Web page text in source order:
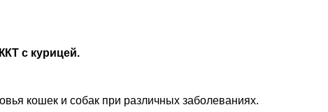
с курицей.
кошек и собак при различных заболеваниях.